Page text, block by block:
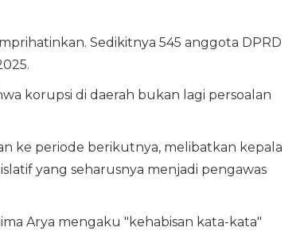
Sedikitnya 545 anggota DPRD
korupsi di daerah bukan lagi persoalan
ke periode berikutnya, melibatkan kepala
yang seharusnya menjadi pengawas
Arya mengaku "kehabisan kata-kata"